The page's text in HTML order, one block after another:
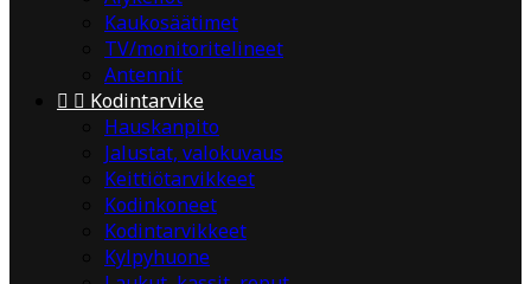
Kaukosäätimet
TV/monitoritelineet
Antennit
  Kodintarvike
Hauskanpito
Jalustat, valokuvaus
Keittiötarvikkeet
Kodinkoneet
Kodintarvikkeet
Kylpyhuone